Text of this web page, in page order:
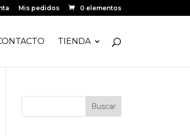
Mis pedidos 0 elementos
TIENDA